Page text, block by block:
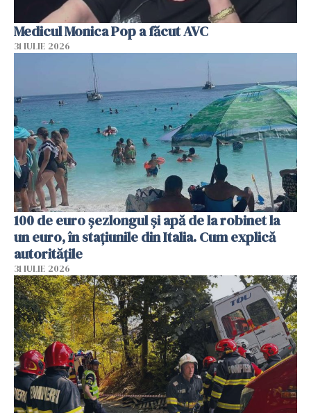
Medicul Monica Pop a făcut AVC
31 IULIE 2026
100 de euro șezlongul și apă de la robinet la
un euro, în stațiunile din Italia. Cum explică
autoritățile
31 IULIE 2026